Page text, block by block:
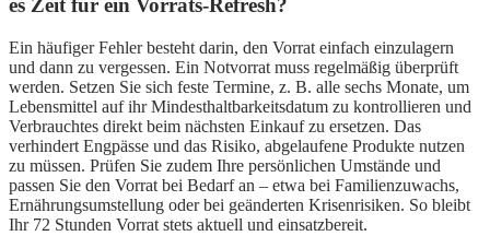
es Zeit für ein Vorrats-Refresh?
Ein häufiger Fehler besteht darin, den Vorrat einfach einzulagern
und dann zu vergessen. Ein Notvorrat muss regelmäßig überprüft
werden. Setzen Sie sich feste Termine, z. B. alle sechs Monate, um
Lebensmittel auf ihr Mindesthaltbarkeitsdatum zu kontrollieren und
Verbrauchtes direkt beim nächsten Einkauf zu ersetzen. Das
verhindert Engpässe und das Risiko, abgelaufene Produkte nutzen
zu müssen. Prüfen Sie zudem Ihre persönlichen Umstände und
passen Sie den Vorrat bei Bedarf an – etwa bei Familienzuwachs,
Ernährungsumstellung oder bei geänderten Krisenrisiken. So bleibt
Ihr 72 Stunden Vorrat stets aktuell und einsatzbereit.